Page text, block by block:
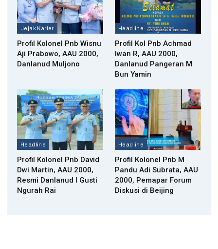
Jejak Karier
Profil Kolonel Pnb Wisnu
Aji Prabowo, AAU 2000,
Danlanud Muljono
Headline
Profil Kol Pnb Achmad
Iwan R, AAU 2000,
Danlanud Pangeran M
Bun Yamin
Headline
Profil Kolonel Pnb David
Dwi Martin, AAU 2000,
Resmi Danlanud I Gusti
Ngurah Rai
Headline
Profil Kolonel Pnb M
Pandu Adi Subrata, AAU
2000, Pemapar Forum
Diskusi di Beijing